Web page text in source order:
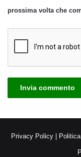
prossima volta che
Privacy Policy|